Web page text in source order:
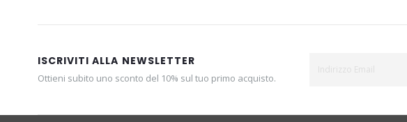
ISCRIVITI ALLA NEWSLETTER
Ottieni subito uno sconto del 10% sul tuo primo acquisto.